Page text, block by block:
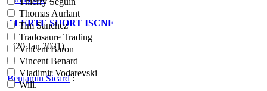
Thomas Aurlant
Tim Sanchez
Tradosaure Trading
Vincent Baron
Vincent Benard
Vladimir Vodarevski
Will.
ALERTE SHORT ISCNF
- (20 Jan 2021)
Benjamin Sicard: